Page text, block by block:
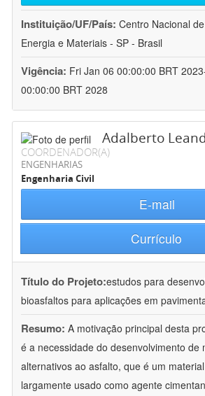
Instituição/UF/País: Centro Nacional
Energia e Materiais - SP - Brasil
Vigência: Fri Jan 06 00:00:00 BRT
00:00:00 BRT 2028
Adalberto
COORDENADOR(A)
ENGENHARIAS
Engenharia Civil
E-mail
Currículo
Título do Projeto:estudos para
bioasfaltos para aplicações em
Resumo: A motivação principal desta
é a necessidade do desenvolvimento de
alternativos ao asfalto, que é um
largamente usado como agente